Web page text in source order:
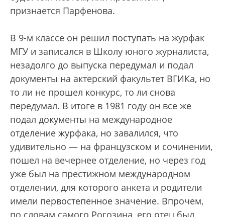
признается Парфенова.
В 9-м классе он решил поступать на журфак
МГУ и записался в Школу юного журналиста,
незадолго до выпуска передумал и подал
документы на актерский факультет ВГИКа, но
то ли не прошел конкурс, то ли снова
передумал. В итоге в 1981 году он все же
подал документы на международное
отделение журфака, но завалился, что
удивительно — на французском и сочинении,
пошел на вечернее отделение, но через год
уже был на престижном международном
отделении, для которого анкета и родители
имели первостепенное значение. Впрочем,